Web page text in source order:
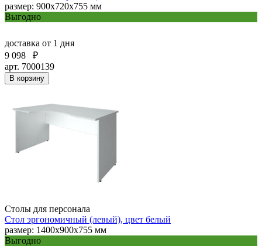
размер: 900х720х755 мм
Выгодно
доставка от 1 дня
9 098
₽
арт. 7000139
В корзину
Столы для персонала
Стол эргономичный (левый), цвет белый
размер: 1400х900х755 мм
Выгодно